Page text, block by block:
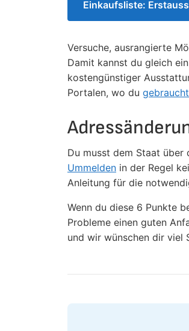
Einkaufsliste:
Versuche, ausrangierte
Damit kannst du gleich
kostengünstiger
Portalen, wo du
Du musst dem Staat über
Ummelden in der Regel
Anleitung für die
Wenn du diese 6 Punkte
Probleme einen guten
und wir wünschen dir viel